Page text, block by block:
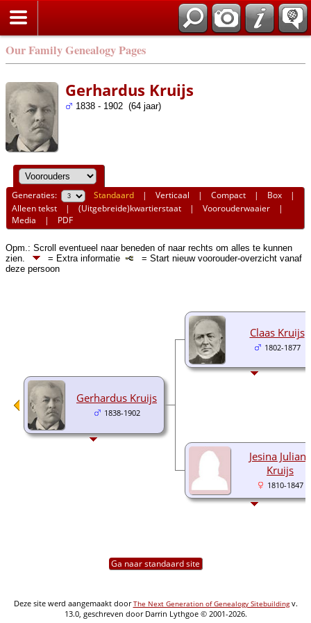
Our Family Genealogy Pages
Gerhardus Kruijs
1838 - 1902 (64 jaar)
Generaties: Standaard |Verticaal |Compact | Box |
Alleen tekst |(Uitgebreide)kwartierstaat |Voorouderwaaier |
Media | PDF
Opm.: Scroll eventueel naar beneden of naar rechts om alles te kunnen
zien.
= Extra informatie
= Start nieuw voorouder-overzicht vanaf
deze persoon
Gerhardus Kruijs
1838-1902
Claas Kruijs
1802-1877
Jesina Juliana
Kruijs
1810-1847
Ga naar standaard site
Deze site werd aangemaakt doorThe Next Generation of Genealogy Sitebuildingv.
13.0, geschreven door Darrin Lythgoe © 2001-2026.